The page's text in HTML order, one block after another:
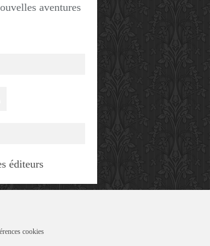
éditeurs
aventures
cookies